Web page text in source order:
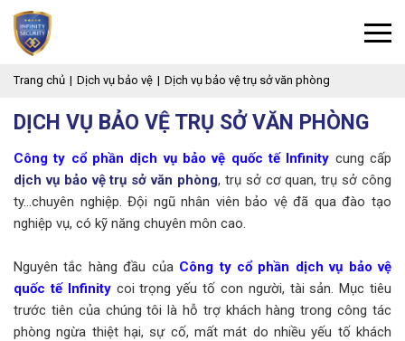
Trang chủ Dịch vụ bảo vệ Dịch vụ bảo vệ trụ sở văn phòng
DỊCH VỤ BẢO VỆ TRỤ SỞ VĂN PHÒNG
Công ty cổ phần dịch vụ bảo vệ quốc tế Infinity cung cấp
dịch vụ bảo vệ trụ sở văn phòng, trụ sở cơ quan, trụ sở công
ty...chuyên nghiệp. Đội ngũ nhân viên bảo vệ đã qua đào tạo
nghiệp vụ, có kỹ năng chuyên môn cao.
Nguyên tắc hàng đầu của Công ty cổ phần dịch vụ bảo vệ
quốc tế Infinitycoi trọng yếu tố con người, tài sản. Mục tiêu
trước tiên của chúng tôi là hỗ trợ khách hàng trong công tác
phòng ngừa thiệt hại, sự cố, mất mát do nhiều yếu tố khách